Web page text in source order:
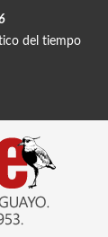
del tiempo